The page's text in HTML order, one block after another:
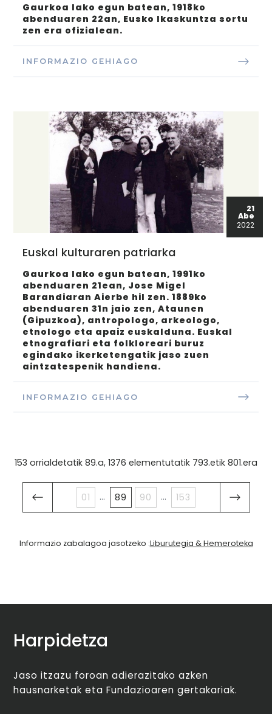
Gaurkoa lako egun batean, 1918ko
abenduaren 22an, Eusko Ikaskuntza sortu
zen era ofizialean.
INFORMAZIO GEHIAGO
21
Abe
2022
Euskal kulturaren patriarka
Gaurkoa lako egun batean, 1991ko
abenduaren 21ean, Jose Migel
Barandiaran Aierbe hil zen. 1889ko
abenduaren 31n jaio zen, Ataunen
(Gipuzkoa), antropologo, arkeologo,
etnologo eta apaiz euskalduna. Euskal
etnografiari eta folkloreari buruz
egindako ikerketengatik jaso zuen
aintzatespenik handiena.
INFORMAZIO GEHIAGO
153 orrialdetatik 89.a, 1376 elementutatik 793.etik 801.era
01 ... 89 90 ... 153
Informazio zabalagoa jasotzeko :Liburutegia & Hemeroteka
Harpidetza
Jaso itzazu foroan adierazitako azken
hausnarketak eta Fundazioaren gertakariak.